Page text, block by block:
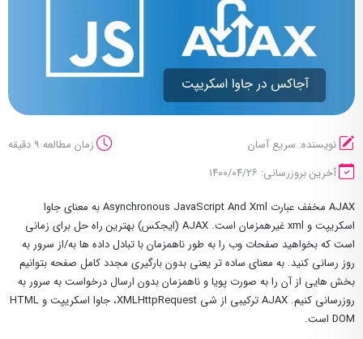
نویسنده: سریع آسان
زمان مطالعه 9 دقیقه
آخرین بروزرسانی: ۱۴۰۰/۰۴/۲۶
AJAX مخفف عبارت Asynchronous JavaScript And Xml به معنای جاوا
اسکریپت و xml‌ غیرهمزمان است. AJAX (ایجکس) بهترین راه حل برای زمانی
است که بخواهید صفحات وب را به طور ناهمزمان با تبادل داده ها به/از سرور به
روز رسانی کنید. به معنای ساده تر یعنی بدون بارگیری مجدد کامل صفحه بتوانیم
بخش هایی از آن را به صورت پویا و ناهمزمان بدون ارسال درخواست به سرور به
روزرسانی کنیم. AJAX ترکیبی از شی XMLHttpRequest، جاوا اسکریپت و HTML
DOM است.